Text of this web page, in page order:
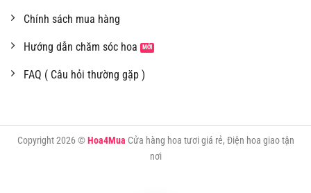
Chính sách mua hàng
Hướng dẫn chăm sóc hoa
FAQ ( Câu hỏi thường gặp )
Copyright 2026 ©Hoa4Mua Cửa hàng hoa tươi giá rẻ, Điện hoa giao tận
nơi